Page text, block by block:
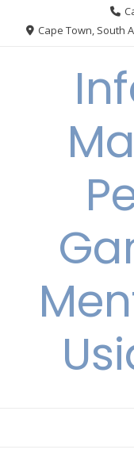
Cape Town, South